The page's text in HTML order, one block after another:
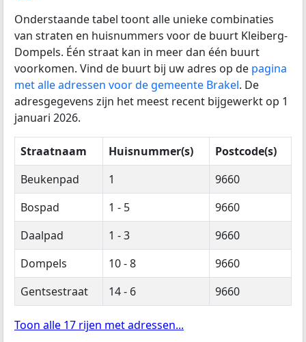
Onderstaande tabel toont alle unieke combinaties
van straten en huisnummers voor de buurt Kleiberg-
Dompels. Één straat kan in meer dan één buurt
voorkomen. Vind de buurt bij uw adres op de pagina
met alle adressen voor de gemeente Brakel. De
adresgegevens zijn het meest recent bijgewerkt op 1
januari 2026.
Straatnaam Huisnummer(s)
Postcode(s)
Beukenpad
1
9660
Bospad
1 - 5
9660
Daalpad
1 - 3
9660
Dompels
10 - 8
9660
Gentsestraat
14 - 6 9660
Toon alle 17 rijen met adressen...